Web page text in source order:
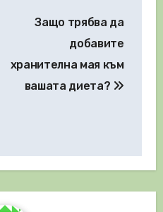
Защо трябва да
добавите
хранителна мая към
вашата диета?